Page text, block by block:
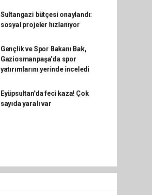
Sultangazi bütçesi onaylandı:
sosyal projeler hızlanıyor
Gençlik ve Spor Bakanı Bak,
Gaziosmanpaşa’da spor
yatırımlarını yerinde inceledi
Eyüpsultan'da feci kaza! Çok
sayıda yaralı var